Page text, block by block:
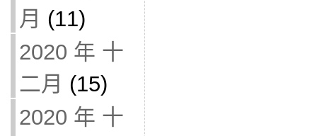
月 (11)
2020 年 十
二月 (15)
2020 年 十